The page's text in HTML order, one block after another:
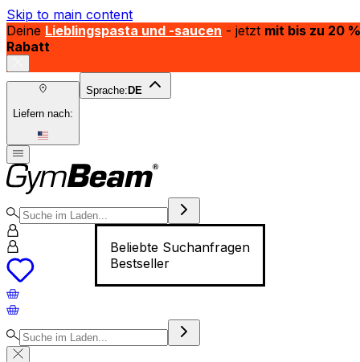
Skip to main content
Deine Lieblingspasta und -saucen - jetzt mit bis zu 20 %
Rabatt
Liefern nach:
Sprache: DE
Beliebte Suchanfragen
Bestseller